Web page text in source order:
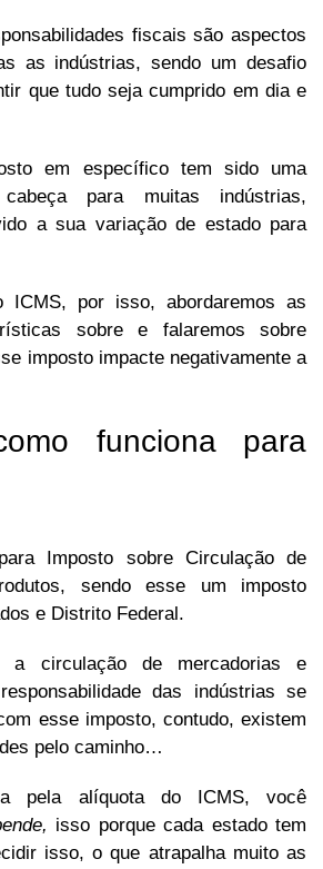
fiscais são aspectos
as indústrias, sendo um desafio
que tudo seja cumprido em dia e
em específico tem sido uma
para muitas indústrias,
a sua variação de estado para
ICMS, por isso, abordaremos as
sobre e falaremos sobre
imposto impacte negativamente a
funciona para
Imposto sobre Circulação de
sendo esse um imposto
e Distrito Federal.
a circulação de mercadorias e
das indústrias se
esse imposto, contudo, existem
pelo caminho…
pela alíquota do ICMS, você
isso porque cada estado tem
isso, o que atrapalha muito as